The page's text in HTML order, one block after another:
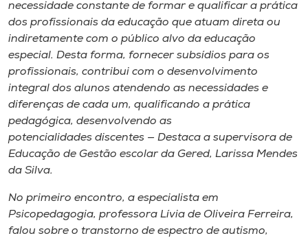
necessidade constante de formar e qualificar a prática
dos profissionais da educação que atuam direta ou
indiretamente com o público alvo da educação
especial. Desta forma, fornecer subsídios para os
profissionais, contribui com o desenvolvimento
integral dos alunos atendendo as necessidades e
diferenças de cada um, qualificando a prática
pedagógica, desenvolvendo as
potencialidades discentes — Destaca a supervisora de
Educação de Gestão escolar da Gered, Larissa Mendes
da Silva.
No primeiro encontro, a especialista em
Psicopedagogia, professora Lívia de Oliveira Ferreira,
falou sobre o transtorno de espectro de autismo,